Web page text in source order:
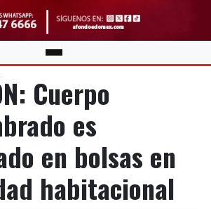
Cuerpo
es
en bolsas en
habitacional